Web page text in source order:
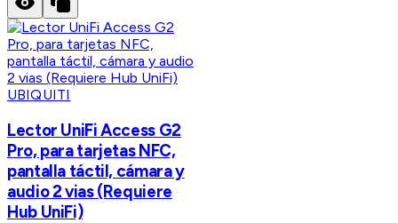
UBIQUITI
Lector UniFi Access G2
Pro, para tarjetas NFC,
pantalla táctil, cámara y
audio 2 vias (Requiere
Hub UniFi)